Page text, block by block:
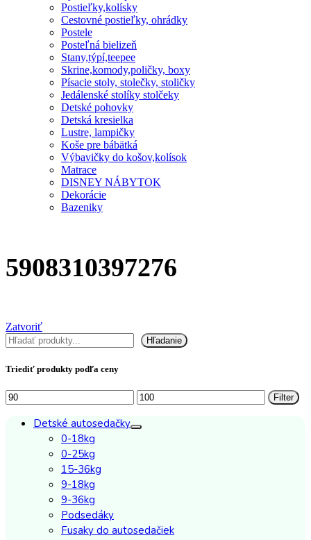
Postieľky,kolísky
Cestovné postieľky, ohrádky
Postele
Posteľná bielizeň
Stany,týpí,teepee
Skrine,komody,poličky, boxy
Písacie stoly, stolečky, stoličky
Jedálenské stolíky stolčeky
Detské pohovky
Detská kresielka
Lustre, lampičky
Koše pre bábätká
Výbavičky do košov,kolísok
Matrace
DISNEY NÁBYTOK
Dekorácie
Bazeniky
5908310397276
Zatvoriť
Hľadať
Hľadanie
Triediť produkty podľa ceny
Minimálna
cena
Maximálna
cena
Filter
Detské autosedačky
0-18kg
0-25kg
15-36kg
9-18kg
9-36kg
Podsedáky
Fusaky do autosedačiek